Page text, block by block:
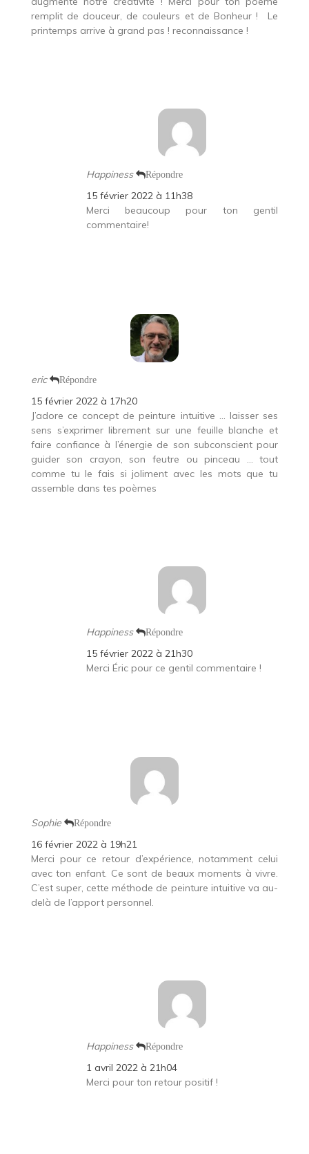
remplit de douceur, de couleurs et de Bonheur !
Le
printemps arrive à grand pas ! reconnaissance !
Happiness Répondre
15 février 2022 à 11h38
Merci beaucoup pour ton gentil
commentaire!
eric Répondre
15 février 2022 à 17h20
J’adore ce concept de peinture intuitive … laisser ses
sens s’exprimer librement sur une feuille blanche et
faire confiance à l’énergie de son subconscient pour
guider son crayon, son feutre ou pinceau … tout
comme tu le fais si joliment avec les mots que tu
assemble dans tes poèmes
Happiness Répondre
15 février 2022 à 21h30
Merci Éric pour ce gentil commentaire !
Sophie Répondre
16 février 2022 à 19h21
Merci pour ce retour d’expérience, notamment celui
avec ton enfant. Ce sont de beaux moments à vivre.
C’est super, cette méthode de peinture intuitive va au-
delà de l’apport personnel.
Happiness Répondre
1 avril 2022 à 21h04
Merci pour ton retour positif !